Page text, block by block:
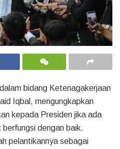
bidang Ketenagakerjaan
Iqbal, mengungkapkan
kepada Presiden jika ada
dengan baik.
pelantikannya sebagai